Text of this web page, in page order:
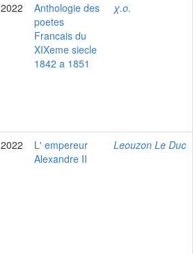
2022
Anthologie des
poetes
Francais du
XIXeme siecle
1842 a 1851
χ.ο.
2022
L' empereur
Alexandre II
Leouzon Le Duc